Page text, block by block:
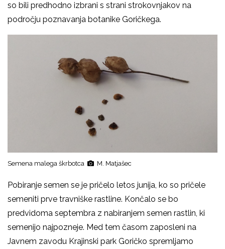
so bili predhodno izbrani s strani strokovnjakov na
področju poznavanja botanike Goričkega.
Semena malega škrbotca M. Matjašec
Pobiranje semen se je pričelo letos junija, ko so pričele
semeniti prve travniške rastline. Končalo se bo
predvidoma septembra z nabiranjem semen rastlin, ki
semenijo najpozneje. Med tem časom zaposleni na
Javnem zavodu Krajinski park Goričko spremljamo